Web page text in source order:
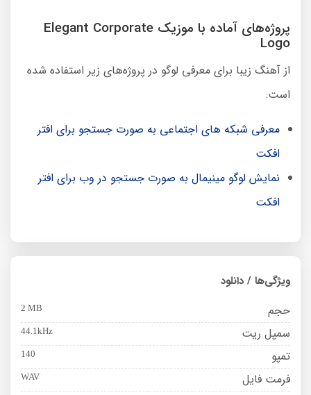
پروژه‌های آماده با موزیک Elegant Corporate
Logo
از آهنگ زیبا برای معرفی لوگو در پروژه‌های زیر استفاده شده
است:
معرفی شبکه های اجتماعی به صورت جستجو برای افتر
افکت
نمایش لوگو مینیمال به صورت جستجو در وب برای افتر
افکت
ویژگی‌ها / دانلود
حجم 2 MB
سمپل ریت 44.1kHz
تمپو 140
فرمت فایل WAV